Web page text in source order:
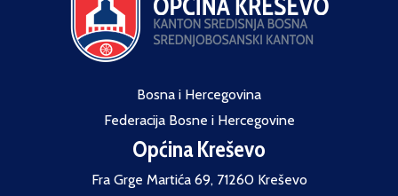
Bosna i Hercegovina
Federacija Bosne i Hercegovine
Općina Kreševo
Fra Grge Martića 69, 71260 Kreševo